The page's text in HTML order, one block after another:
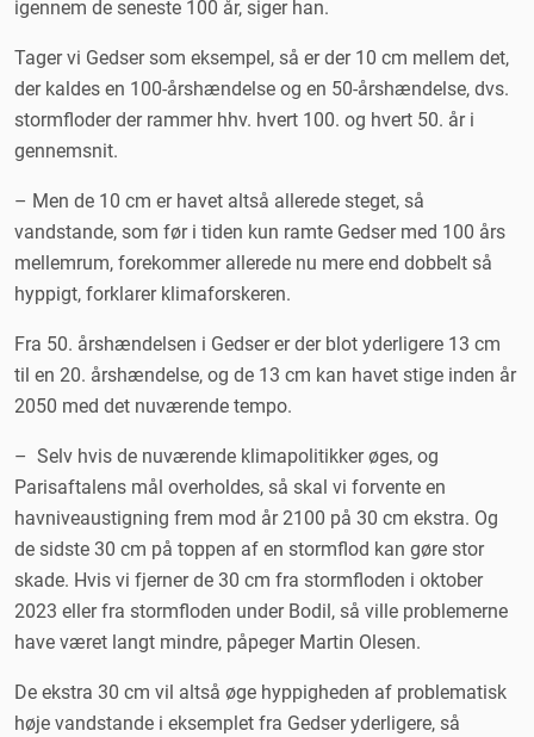
igennem de seneste 100 år, siger han.
Tager vi Gedser som eksempel, så er der 10 cm mellem det,
der kaldes en 100-årshændelse og en 50-årshændelse, dvs.
stormfloder der rammer hhv. hvert 100. og hvert 50. år i
gennemsnit.
– Men de 10 cm er havet altså allerede steget, så
vandstande, som før i tiden kun ramte Gedser med 100 års
mellemrum, forekommer allerede nu mere end dobbelt så
hyppigt, forklarer klimaforskeren.
Fra 50. årshændelsen i Gedser er der blot yderligere 13 cm
til en 20. årshændelse, og de 13 cm kan havet stige inden år
2050 med det nuværende tempo.
– Selv hvis de nuværende klimapolitikker øges, og
Parisaftalens mål overholdes, så skal vi forvente en
havniveaustigning frem mod år 2100 på 30 cm ekstra. Og
de sidste 30 cm på toppen af en stormflod kan gøre stor
skade. Hvis vi fjerner de 30 cm fra stormfloden i oktober
2023 eller fra stormfloden under Bodil, så ville problemerne
have været langt mindre, påpeger Martin Olesen.
De ekstra 30 cm vil altså øge hyppigheden af problematisk
høje vandstande i eksemplet fra Gedser yderligere, så